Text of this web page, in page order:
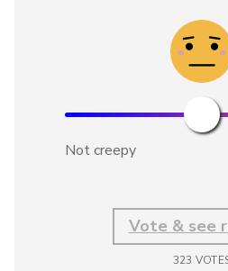
Not creepy
Vote & see
323